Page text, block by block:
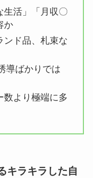
生活」「月収〇
か
ンド品、札束な
導ばかりでは
数より極端に多
キラキラした自